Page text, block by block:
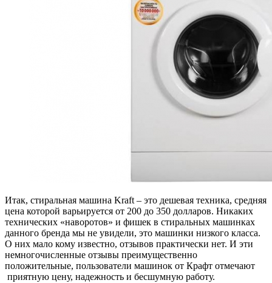
Итак, стиральная машина Kraft – это дешевая техника, средняя
цена которой варьируется от 200 до 350 долларов. Никаких
технических «наворотов» и фишек в стиральных машинках
данного бренда мы не увидели, это машинки низкого класса.
О них мало кому известно, отзывов практически нет. И эти
немногочисленные отзывы преимущественно
положительные, пользователи машинок от Крафт отмечают
приятную цену, надежность и бесшумную работу.